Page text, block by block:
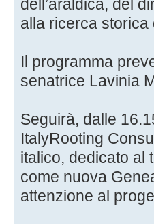
dell’araldica, del
alla ricerca storica
Il programma
senatrice Lavinia
Seguirà, dalle
ItalyRooting
italico, dedicato al
come nuova
attenzione al